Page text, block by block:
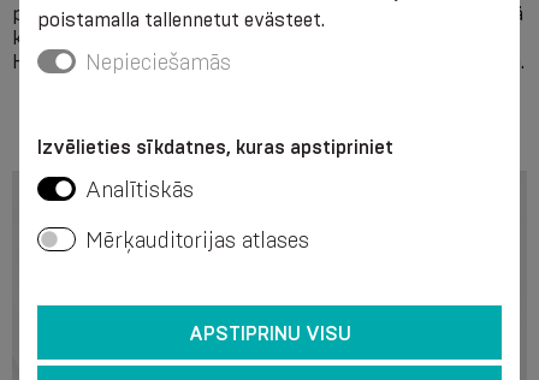
puristusluokan mukaisesti 6 kuukauden ajan päivittäisessä
käytössä.
Hypoallergeeninen kuitu, täyttää ÖKO-TEX 100 -standardin.
poistamalla tallennetut evästeet.
Nepieciešamās
Izvēlieties sīkdatnes, kuras apstipriniet
Analītiskās
Mērķauditorijas atlases
APSTIPRINU VISU